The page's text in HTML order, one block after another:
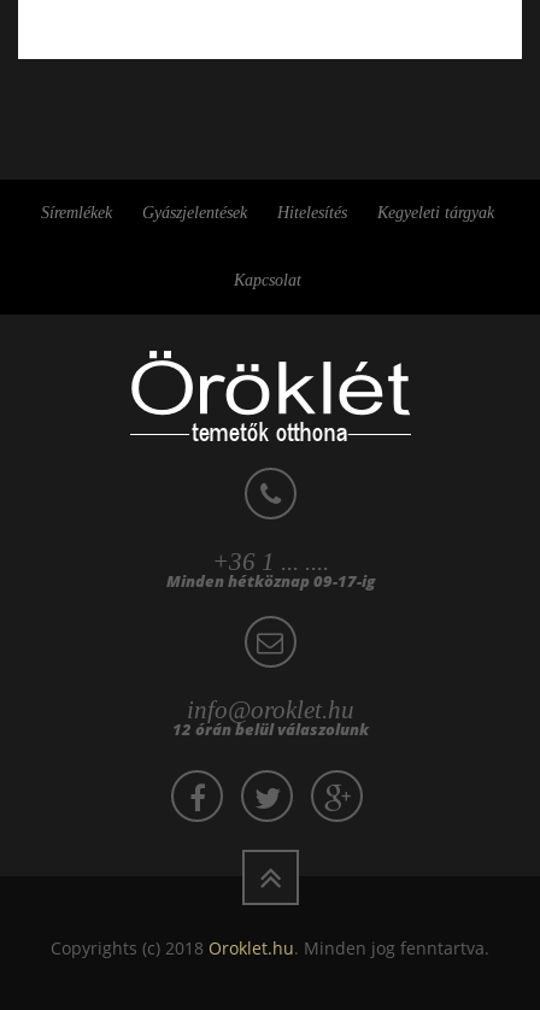
Síremlékek Gyászjelentések Hitelesítés Kegyeleti tárgyak
Kapcsolat
+36 1 ... ....
Minden hétköznap 09-17-ig
info@oroklet.hu
12 órán belül válaszolunk
Copyrights (c) 2018 Oroklet.hu. Minden jog fenntartva.